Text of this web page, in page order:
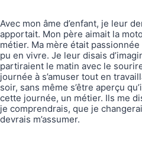
Avec mon âme d’enfant, je leur
apportait. Mon père aimait la
métier. Ma mère était
pu en vivre. Je leur disais
partiraient le matin avec le
journée à s’amuser tout en
soir, sans même s’être aperçu
cette journée, un métier. Ils me
je comprendrais, que je
devrais m’assumer.